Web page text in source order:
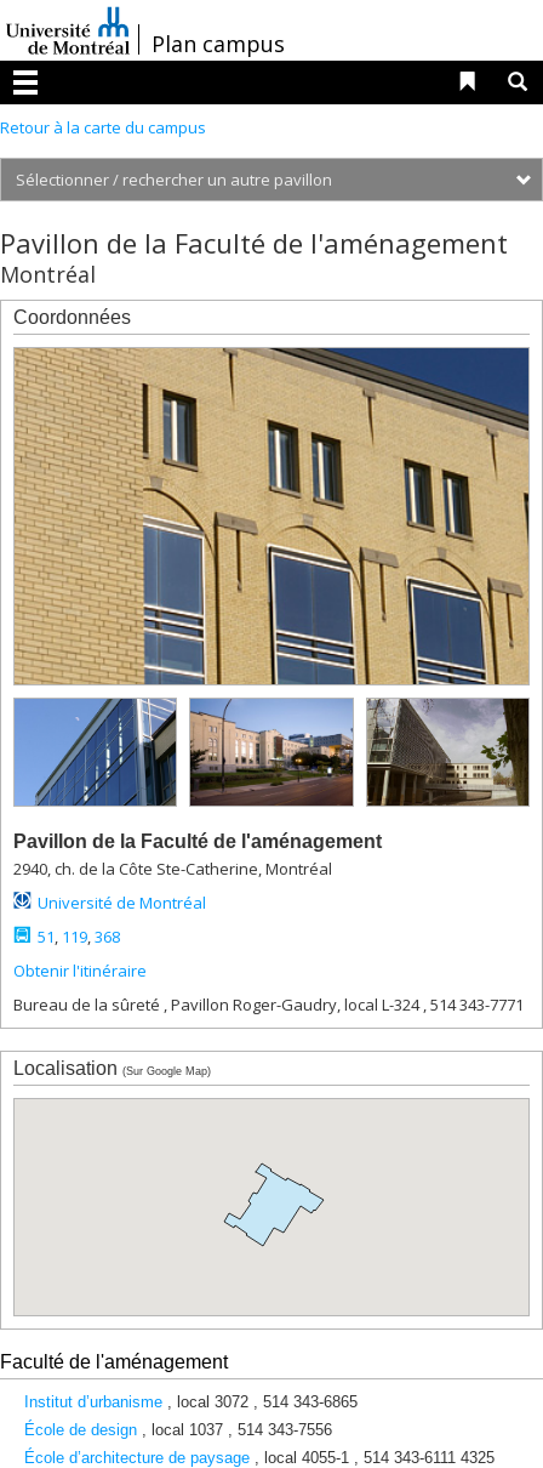
au
contenu
/Plan campus
Menu
Liens
Retour à la carte du campus
2101,
boul.
Édouard-
Montpetit
2350,
boul.
Édouard-
Montpetit,
résidences
2442,
boul.
Édouard-
Montpetit,
résidences
2450,
boul.
Édouard-
Montpetit
(pavillon
Thérèse-
Casgrain),
résidences
Édouard-
Montpetit
3032-
3034,
boul.
Édouard-
Montpetit
3060,
boul.
3200,
rue
Mary
3744,
rue
Jean-
Brillant
520,
Pavillon de la Faculté de l'aménagement
Montréal
Coordonnées
Pavillon de la Faculté de l'aménagement
2940, ch. de la Côte Ste-Catherine, Montréal
Université de Montréal
51, 119,368
Obtenir l'itinéraire
Bureau de la sûreté , Pavillon Roger-Gaudry, local L-324 , 514 343-7771
Localisation (Sur Google Map)
Faculté de l'aménagement
Institut d’urbanisme , local 3072 , 514 343-6865
École de design , local 1037 , 514 343-7556
École d’architecture de paysage , local 4055-1 , 514 343-6111 4325